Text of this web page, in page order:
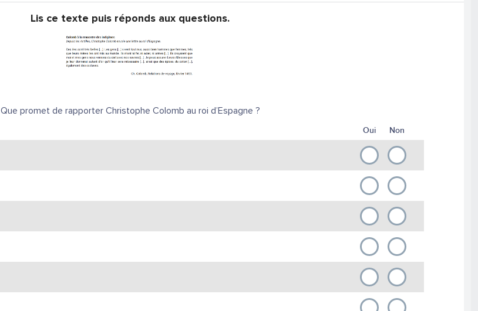
Lis ce texte puis réponds aux questions.
Que promet de rapporter Christophe Colomb au roi d’Espagne ?
Oui Non